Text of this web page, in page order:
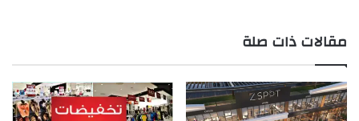
مقالات ذات صلة